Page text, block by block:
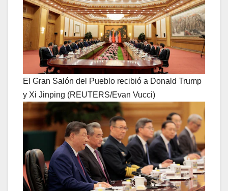
El Gran Salón del Pueblo recibió a Donald Trump
y Xi Jinping (REUTERS/Evan Vucci)